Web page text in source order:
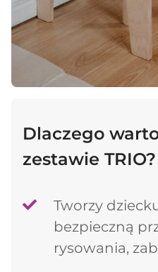
Dlaczego
zestawie TRIO?
Tworzy
bezpieczną
rysowania,